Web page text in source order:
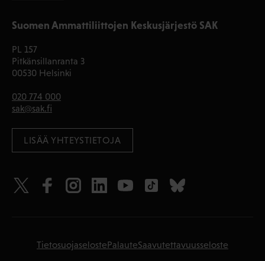
Suomen Ammattiliittojen Keskusjärjestö SAK
PL 157
Pitkänsillanranta 3
00530 Helsinki
020 774 000
sak@sak.fi
LISÄÄ YHTEYSTIETOJA
TietosuojaselostePalauteSaavutettavuusseloste